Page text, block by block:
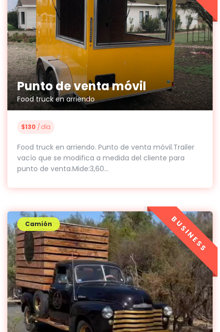
Punto de venta móvil
Food truck en arriendo
$130 / día
Food truck en arriendo. Punto de venta móvil.Trailer
vacío que se modifica a medida del cliente para
punto de venta.Mide:3,60...
Camión BUSINESS